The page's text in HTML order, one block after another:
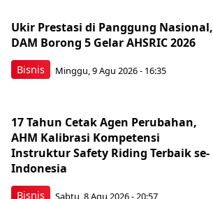
Bisnis
Ukir Prestasi di Panggung Nasional,
DAM Borong 5 Gelar AHSRIC 2026
Minggu, 9 Agu 2026 - 16:35
Bisnis
17 Tahun Cetak Agen Perubahan,
AHM Kalibrasi Kompetensi
Instruktur Safety Riding Terbaik se-
Indonesia
Sabtu, 8 Agu 2026 - 20:57